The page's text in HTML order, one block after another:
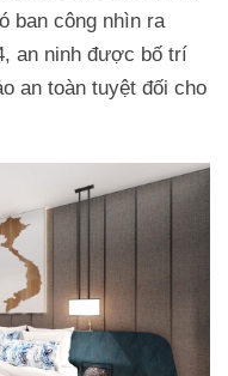
ban công nhìn ra
an ninh được bố trí
an toàn tuyệt đối cho